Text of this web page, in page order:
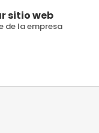
sitio web
de la empresa